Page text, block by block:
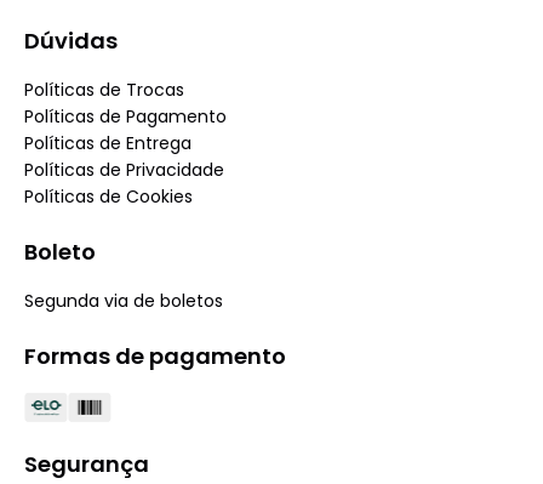
Dúvidas
Políticas de Trocas
Políticas de Pagamento
Políticas de Entrega
Políticas de Privacidade
Políticas de Cookies
Boleto
Segunda via de boletos
Formas de pagamento
Segurança